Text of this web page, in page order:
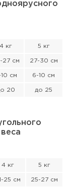
4 кг 5 кг
27 см 27-30 см
см 6-10 см
20 до 25
4 кг 5 кг
25 см 25-27 см